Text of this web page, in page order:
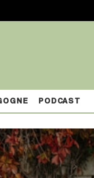
PODCAST